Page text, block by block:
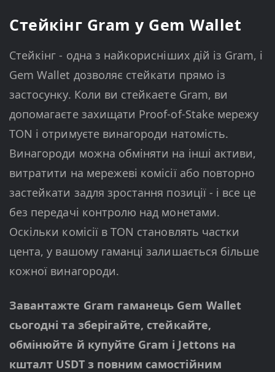
Стейкінг Gram у Gem Wallet
Стейкінг - одна з найкорисніших дій із Gram, і
Gem Wallet дозволяє стейкати прямо із
застосунку. Коли ви стейкаете Gram, ви
допомагаєте захищати Proof-of-Stake мережу
TON і отримуєте винагороди натомість.
Винагороди можна обміняти на інші активи,
витратити на мережеві комісії або повторно
застейкати задля зростання позиції - і все це
без передачі контролю над монетами.
Оскільки комісії в TON становлять частки
цента, у вашому гаманці залишається більше
кожної винагороди.
Завантажте Gram гаманець Gem Wallet
сьогодні та зберігайте, стейкайте,
обмінюйте й купуйте Gram і Jettons на
кшталт USDT з повним самостійним